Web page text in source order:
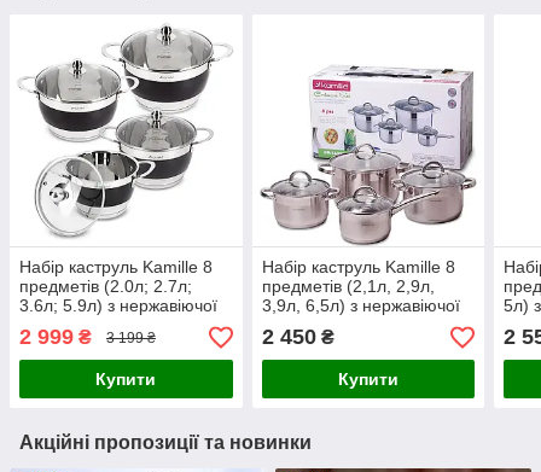
Набір каструль Kamille 8
предметів (2.0л; 2.7л;
3.6л; 5.9л) з нержавіючої
сталі
2 999 ₴ 3 199 ₴
Купити
Набір каструль Kamille 8
предметів (2,1л, 2,9л,
3,9л, 6,5л) з нержавіючої
сталі
2 450₴
Купити
5л)
KM-
2
Акційні пропозиції та новинки